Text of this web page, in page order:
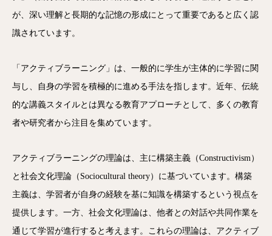
が、深い理解と長期的な記憶の形成にとって重要であると広く認
識されています。
「アクティブラーニング」は、一般的に学生が主体的に学習に関
与し、自身の学習を積極的に進める手法を指します。近年、伝統
的な講義スタイルとは異なる教育アプローチとして、多くの教育
者や研究者から注目を集めています。
アクティブラーニングの理論は、主に構築主義（Constructivism）
と社会文化理論（Sociocultural theory）に基づいています。構築
主義は、学習者が自身の経験を基に知識を構築するという視点を
提供します。一方、社会文化理論は、他者との対話や共同作業を
通じて学習が進行すると考えます。これらの理論は、アクティブ